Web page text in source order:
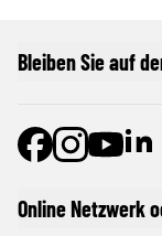
Online Netzwerk
Bleiben Sie auf